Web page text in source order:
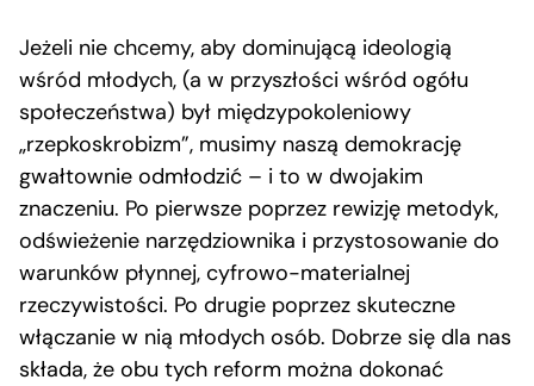
Jeżeli nie chcemy, aby dominującą ideologią
wśród młodych, (a w przyszłości wśród ogółu
społeczeństwa) był międzypokoleniowy
„rzepkoskrobizm”, musimy naszą demokrację
gwałtownie odmłodzić – i to w dwojakim
znaczeniu. Po pierwsze poprzez rewizję metodyk,
odświeżenie narzędziownika i przystosowanie do
warunków płynnej, cyfrowo-materialnej
rzeczywistości. Po drugie poprzez skuteczne
włączanie w nią młodych osób. Dobrze się dla nas
składa, że obu tych reform można dokonać